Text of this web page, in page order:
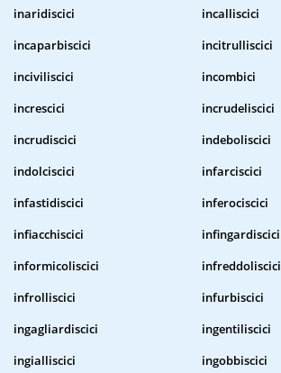
inaridiscici
incalliscici
incaparbiscici
incitrulliscici
inciviliscici
incombici
increscici
incrudeliscici
incrudiscici
indeboliscici
indolciscici
infarciscici
infastidiscici
inferociscici
infiacchiscici
infingardiscici
informicoliscici
infreddoliscici
infrolliscici
infurbiscici
ingagliardiscici
ingentiliscici
ingialliscici
ingobbiscici